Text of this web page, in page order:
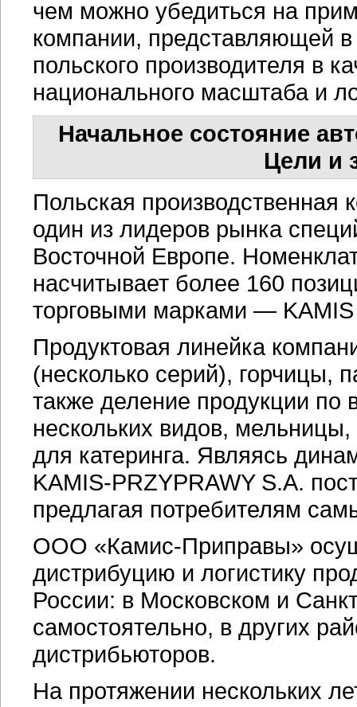
чем можно убедиться на
компании, представляющей
польского производителя в
национального масштаба и
Начальное состояние
Цели и
Польская производственная
один из лидеров рынка
Восточной Европе.
насчитывает более 160
торговыми марками —
Продуктовая линейка
(несколько серий), горчицы,
также деление продукции по
нескольких видов, мельницы,
для катеринга. Являясь
KAMIS-PRZYPRAWY S.A.
предлагая потребителям
ООО «Камис-Приправы»
дистрибуцию и логистику
России: в Московском и
самостоятельно, в других
дистрибьюторов.
На протяжении нескольких